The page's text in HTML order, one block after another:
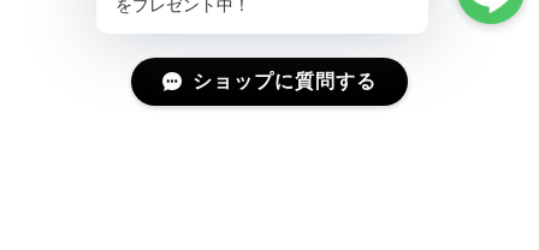
ショップに質問する